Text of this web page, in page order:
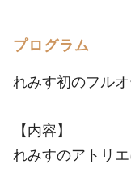
プログラム
れみす初のフル
【内容】
れみすのアトリ